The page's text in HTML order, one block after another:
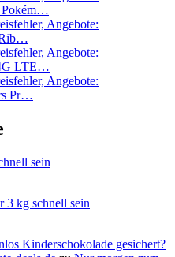
Pokém…
Angebote:
Rib…
Angebote:
LTE…
Angebote:
Pr…
sein
3 kg schnell sein
Kinderschokolade gesichert?